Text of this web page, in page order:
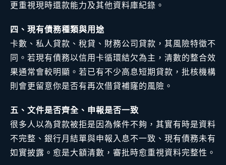
更重視現時還款能力及其他資料庫紀錄。
四、現有債務種類與用途
卡數、私人貸款、稅貸、財務公司貸款，其風險特徵不
同。若現有債務以信用卡循環結欠為主，清數的整合效
果通常會較明顯。若已有不少高息短期貸款，批核機構
則會更留意你是否有再次借貸補窿的風險。
五、文件是否齊全、申報是否一致
很多人以為貸款被拒是因為條件不夠，其實有時是資料
不完整、銀行月結單與申報入息不一致、現有債務未有
如實披露。愈是大額清數，審批時愈重視資料完整性。